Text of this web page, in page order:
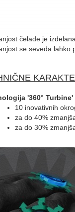
čelade je
se seveda lahko
'360° Turbine'
10 inovativnih
za do 40%
za do 30%